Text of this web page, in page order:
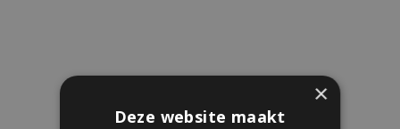
×
Deze website maakt